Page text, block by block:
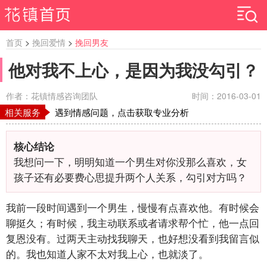
首页 > 挽回爱情 > 挽回男友
他对我不上心，是因为我没勾引？
作者：花镇情感咨询团队 时间：2016-03-01
相关服务 遇到情感问题，点击获取专业分析
核心结论
我想问一下，明明知道一个男生对你没那么喜欢，女
孩子还有必要费心思提升两个人关系，勾引对方吗？
我前一段时间遇到一个男生，慢慢有点喜欢他。有时候会
聊挺久；有时候，我主动联系或者请求帮个忙，他一点回
复恩没有。过两天主动找我聊天，也好想没看到我留言似
的。我也知道人家不太对我上心，也就淡了。